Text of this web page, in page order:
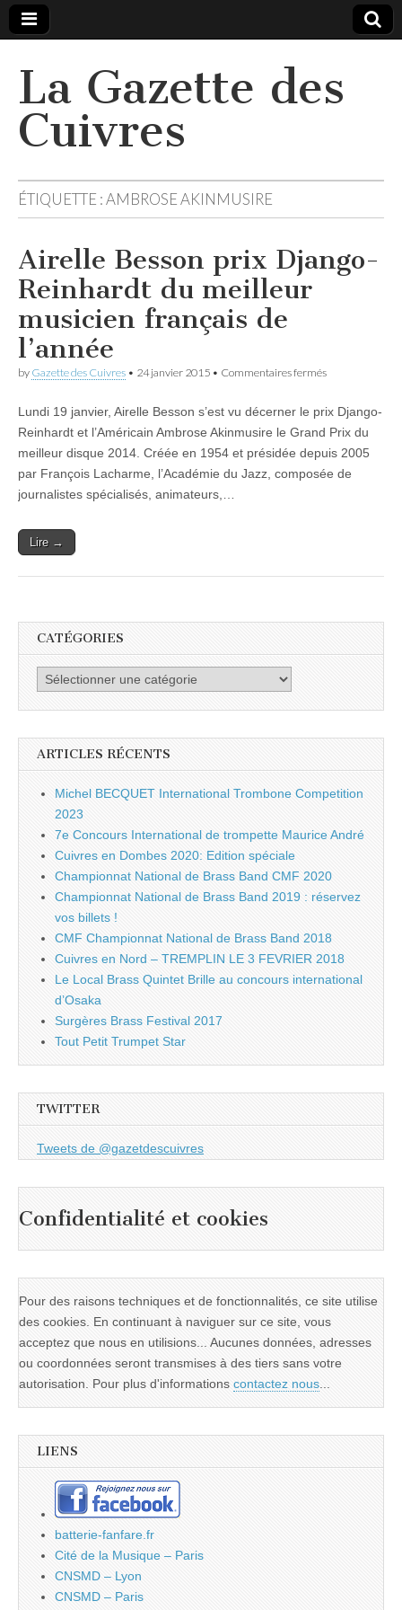
La Gazette des
Cuivres
ÉTIQUETTE :AMBROSE AKINMUSIRE
Airelle Besson prix Django-
Reinhardt du meilleur
musicien français de
l’année
by Gazette des Cuivres • 24 janvier 2015 • Commentaires ferméssur
prix
Django-
du
meilleur
Lundi 19 janvier, Airelle Besson s’est vu décerner le prix Django-
Reinhardt et l’Américain Ambrose Akinmusire le Grand Prix du
meilleur disque 2014. Créée en 1954 et présidée depuis 2005
par François Lacharme, l’Académie du Jazz, composée de
journalistes spécialisés, animateurs,…
Lire →
CATÉGORIES
Catégories
ARTICLES RÉCENTS
Michel BECQUET International Trombone Competition
2023
7e Concours International de trompette Maurice André
Cuivres en Dombes 2020: Edition spéciale
Championnat National de Brass Band CMF 2020
Championnat National de Brass Band 2019 : réservez
vos billets !
CMF Championnat National de Brass Band 2018
Cuivres en Nord – TREMPLIN LE 3 FEVRIER 2018
Le Local Brass Quintet Brille au concours international
d’Osaka
Surgères Brass Festival 2017
Tout Petit Trumpet Star
TWITTER
Tweets de @gazetdescuivres
Confidentialité et cookies
Pour des raisons techniques et de fonctionnalités, ce site utilise
des cookies. En continuant à naviguer sur ce site, vous
acceptez que nous en utilisions... Aucunes données, adresses
ou coordonnées seront transmises à des tiers sans votre
autorisation. Pour plus d'informations contactez nous...
LIENS
batterie-fanfare.fr
Cité de la Musique – Paris
CNSMD – Lyon
CNSMD – Paris